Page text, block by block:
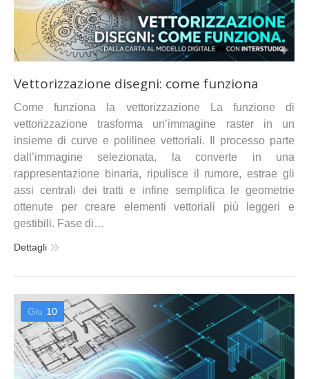
Vettorizzazione disegni: come funziona
Come funziona la vettorizzazione La funzione di
vettorizzazione trasforma un’immagine raster in un
insieme di curve e polilinee vettoriali. Il processo parte
dall’immagine selezionata, la converte in una
rappresentazione binaria, ripulisce il rumore, estrae gli
assi centrali dei tratti e infine semplifica le geometrie
ottenute per creare elementi vettoriali più leggeri e
gestibili. Fase di…
Dettagli
Giu 10